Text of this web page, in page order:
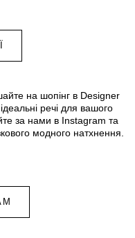
на шопінг в Designer
речі для вашого
за нами в Instagram та
модного натхнення.